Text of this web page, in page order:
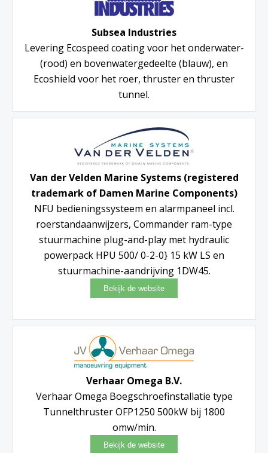
Subsea Industries
Levering Ecospeed coating voor het onderwater-
(rood) en bovenwatergedeelte (blauw), en
Ecoshield voor het roer, thruster en thruster
tunnel.
Van der Velden Marine Systems (registered
trademark of Damen Marine Components)
NFU bedieningssysteem en alarmpaneel incl.
roerstandaanwijzers, Commander ram-type
stuurmachine plug-and-play met hydraulic
powerpack HPU 500/ 0-2-0} 15 kW LS en
stuurmachine-aandrijving 1DW45.
Verhaar Omega B.V.
Verhaar Omega Boegschroefinstallatie type
Tunnelthruster OFP1250 500kW bij 1800
omw/min.